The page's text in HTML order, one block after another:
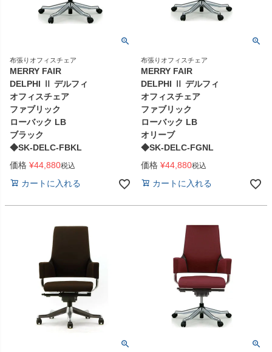
布張りオフィスチェア
MERRY FAIR
DELPHI Ⅱ デルフィ
オフィスチェア
ファブリック
ローバック LB
ブラック
◆SK-DELC-FBKL
価格 ¥44,880税込
カートに入れる
布張りオフィスチェア
MERRY FAIR
DELPHI Ⅱ デルフィ
オフィスチェア
ファブリック
ローバック LB
オリーブ
◆SK-DELC-FGNL
価格 ¥44,880税込
カートに入れる